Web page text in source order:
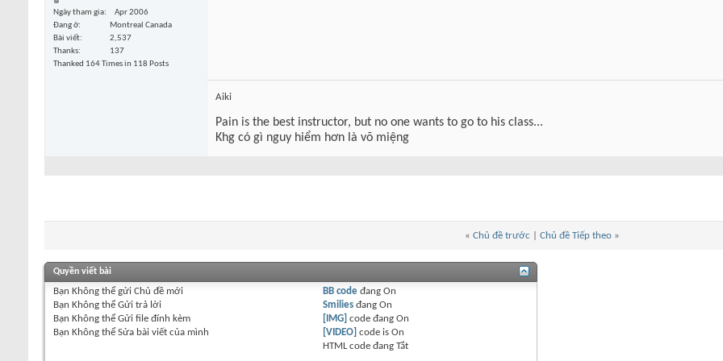
Ngày tham gia
Apr 2006
Đang ở
Montreal Canada
Bài viết
2,537
Thanks
137
Thanked 164 Times in 118 Posts
Aiki
Pain is the best instructor, but no one wants to go to his class...
Khg có gì nguy hiểm hơn là võ miệng
« Chủ đề trước Chủ đề Tiếp theo »
Quyền viết bài
Bạn Không thể gửi Chủ đề mới
Bạn Không thể Gửi trả lời
Bạn Không thể Gửi file đính kèm
Bạn Không thể Sửa bài viết của mình
BB code đangOn
Smilies đangOn
[IMG] code đangOn
[VIDEO] code isOn
HTML code đangTắt